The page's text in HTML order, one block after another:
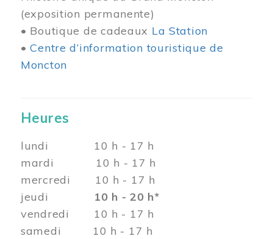
(exposition permanente)
• Boutique de cadeaux La Station
•Centre d’information touristique de
Moncton
Heures
lundi 10 h - 17 h
mardi 10 h - 17 h
mercredi 10 h - 17 h
jeudi 10 h - 20 h*
vendredi 10 h - 17 h
samedi 10 h - 17 h